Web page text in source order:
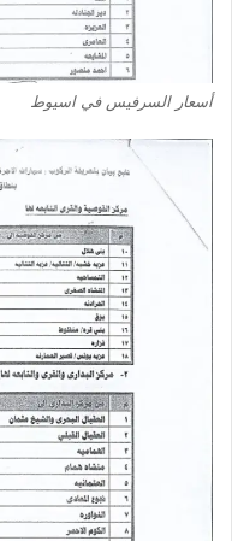
أسعار السرفيس في اسيوط